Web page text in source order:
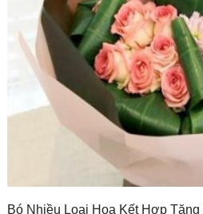
Bó Nhiều Loại Hoa Kết Hợp